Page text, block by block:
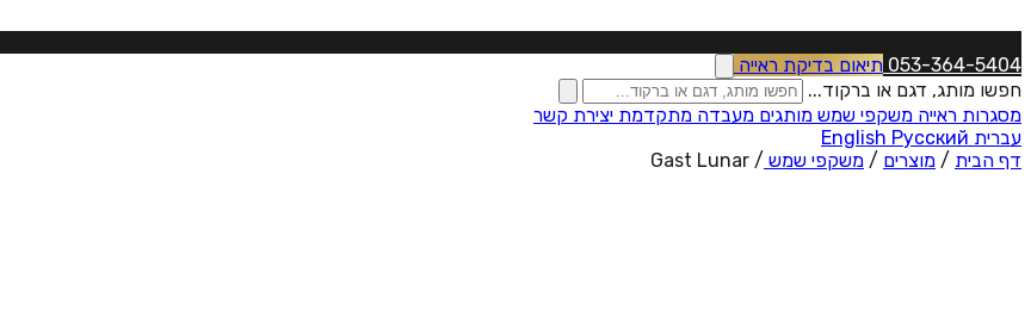
053-364-5404 תיאום בדיקת ראייה
חפשו מותג, דגם או ברקוד...
מסגרות ראייה משקפי שמש מותגים מעבדה מתקדמת יצירת קשר
עברית
English Русский
דף הבית / מוצרים / משקפי שמש /
Gast Lunar